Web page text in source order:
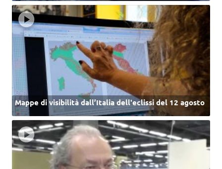
Mappe di visibilità dall’Italia dell'eclissi del 12 agosto